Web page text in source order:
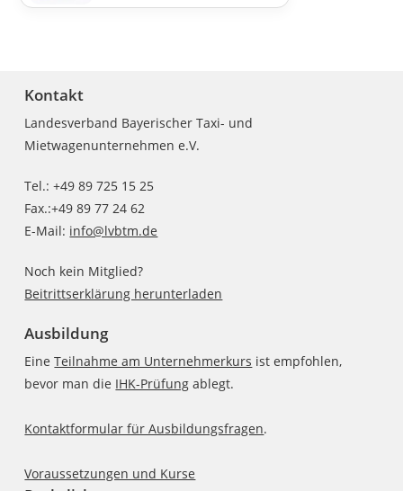
Kontakt
Landesverband Bayerischer Taxi- und
Mietwagenunternehmen e.V.
Tel.: +49 89 725 15 25
Fax.:+49 89 77 24 62
E-Mail: info@lvbtm.de
Noch kein Mitglied?
Beitrittserklärung herunterladen
Ausbildung
EineTeilnahme am Unternehmerkurs ist empfohlen,
bevor man die IHK-Prüfung ablegt.
Kontaktformular für Ausbildungsfragen.
Voraussetzungen und Kurse